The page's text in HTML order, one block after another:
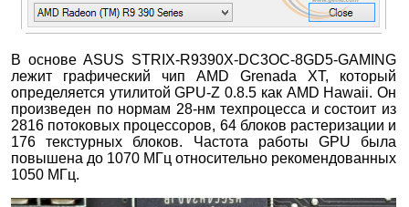
В основе ASUS STRIX-R9390X-DC3OC-8GD5-GAMING
лежит графический чип AMD Grenada XT, который
определяется утилитой GPU-Z 0.8.5 как AMD Hawaii. Он
произведен по нормам 28-нм техпроцесса и состоит из
2816 потоковых процессоров, 64 блоков растеризации и
176 текстурных блоков. Частота работы GPU была
повышена до 1070 МГц относительно рекомендованных
1050 МГц.